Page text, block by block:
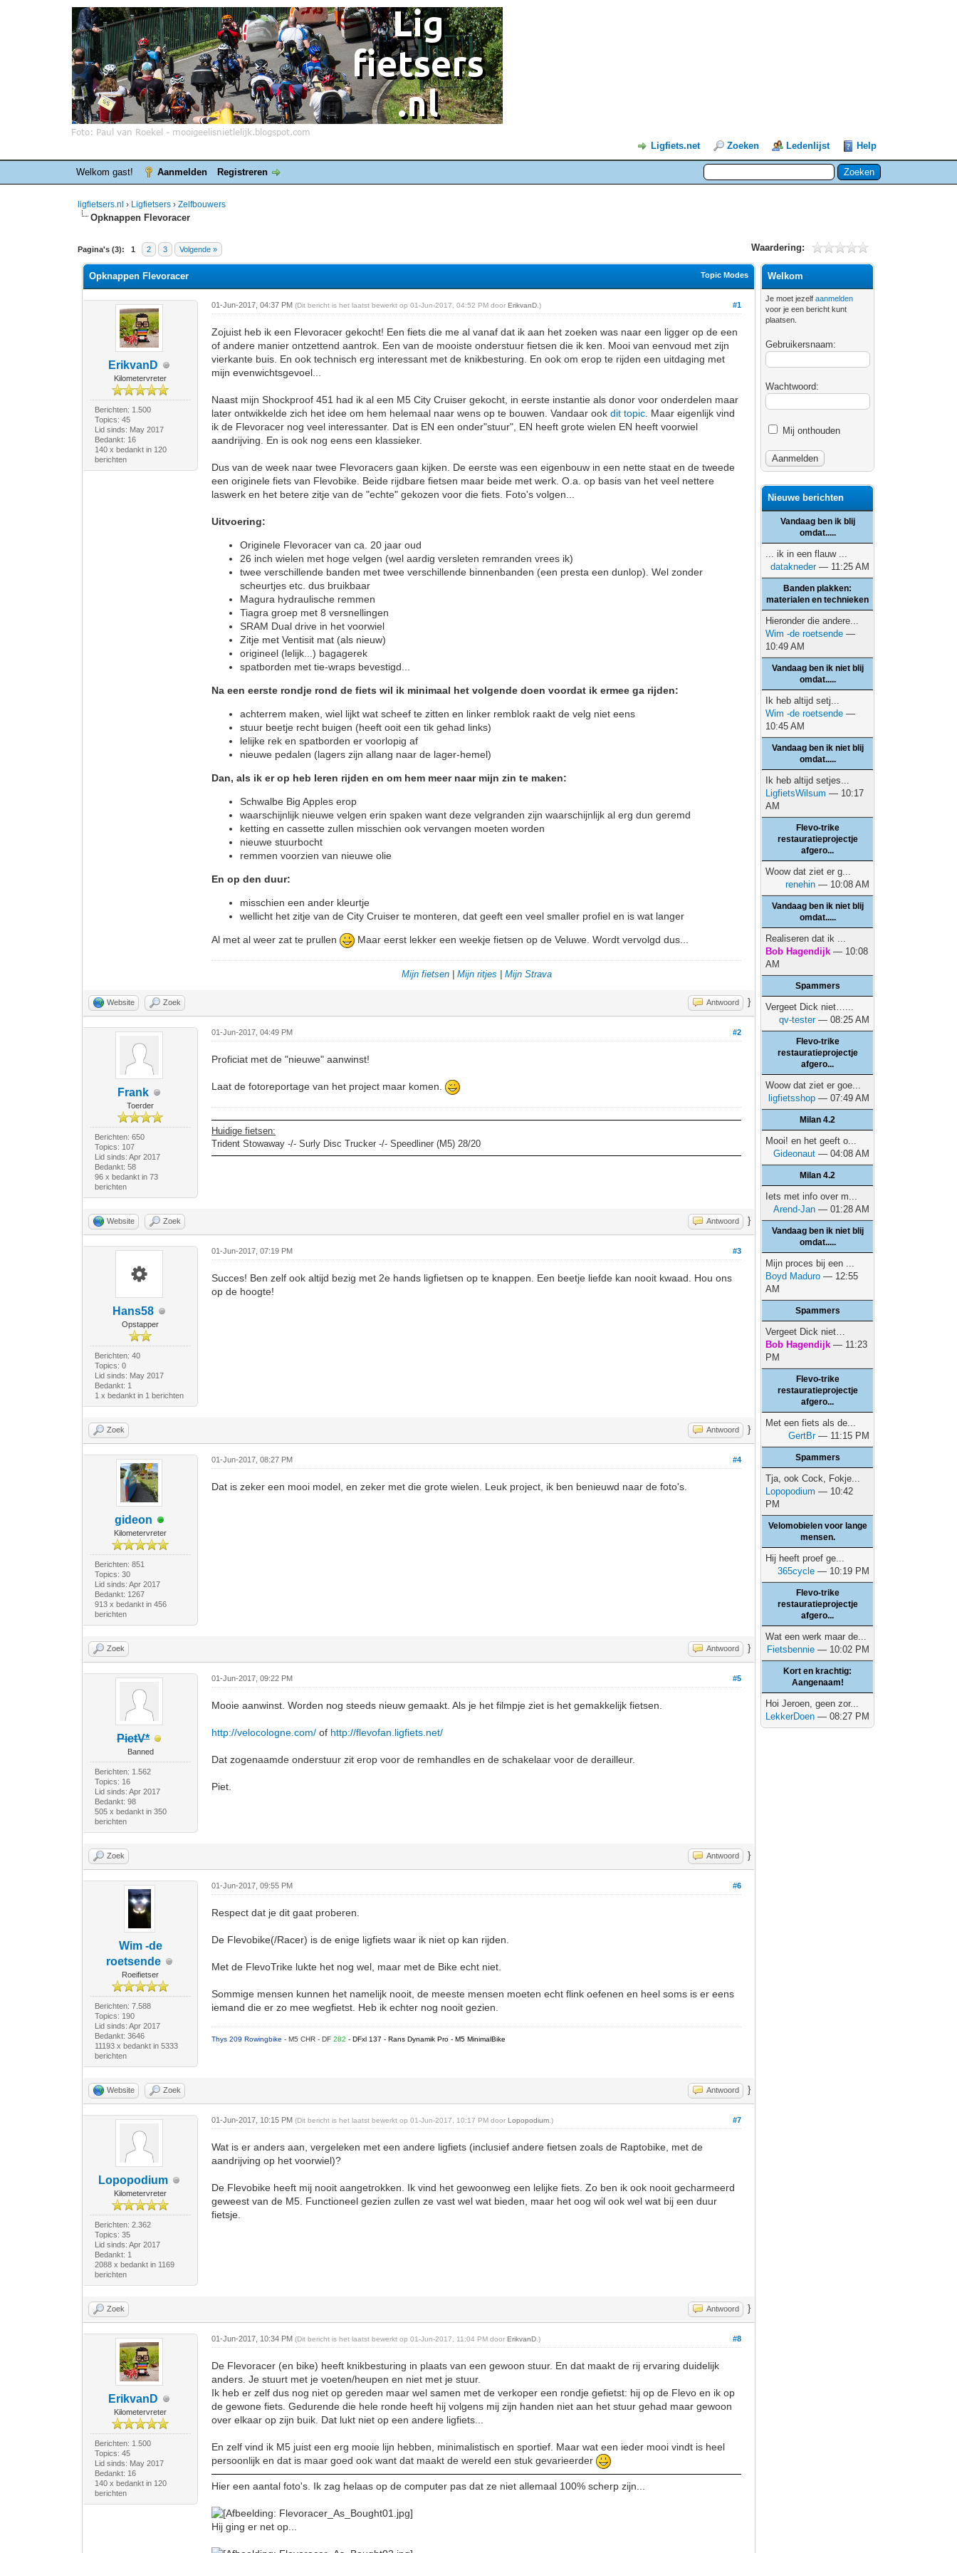
Ligfiets.net Zoeken Ledenlijst Help
Welkom gast! Aanmelden Registreren
ligfietsers.nl › Ligfietsers ›Zelfbouwers
Opknappen Flevoracer
Pagina's (3): 1 2 3 Volgende » Waardering:
0 stemmen - gemiddelde waardering is 0
1
2
3
4
5
Topic Modes
Opknappen Flevoracer
ErikvanD
Kilometervreter
Berichten: 1.500
Topics: 45
Lid sinds: May 2017
Bedankt: 16
140 x bedankt in 120
berichten
#1
01-Jun-2017, 04:37 PM(Dit bericht is het laatst bewerkt op 01-Jun-2017, 04:52 PM doorErikvanD .)
Zojuist heb ik een Flevoracer gekocht! Een fiets die me al vanaf dat ik aan het zoeken was naar een ligger op de een
of andere manier ontzettend aantrok. Een van de mooiste onderstuur fietsen die ik ken. Mooi van eenvoud met zijn
vierkante buis. En ook technisch erg interessant met de knikbesturing. En ook om erop te rijden een uitdaging met
mijn evenwichtsgevoel...
Naast mijn Shockproof 451 had ik al een M5 City Cruiser gekocht, in eerste instantie als donor voor onderdelen maar
later ontwikkelde zich het idee om hem helemaal naar wens op te bouwen. Vandaar ookdit topic . Maar eigenlijk vind
ik de Flevoracer nog veel interessanter. Dat is EN een onder"stuur", EN heeft grote wielen EN heeft voorwiel
aandrijving. En is ook nog eens een klassieker.
Dus van de week naar twee Flevoracers gaan kijken. De eerste was een eigenbouw in een nette staat en de tweede
een originele fiets van Flevobike. Beide rijdbare fietsen maar beide met werk. O.a. op basis van het veel nettere
laswerk en het betere zitje van de "echte" gekozen voor die fiets. Foto's volgen...
Uitvoering:
Originele Flevoracer van ca. 20 jaar oud
26 inch wielen met hoge velgen (wel aardig versleten remranden vrees ik)
twee verschillende banden met twee verschillende binnenbanden (een presta een dunlop). Wel zonder
scheurtjes etc. dus bruikbaar
Magura hydraulische remmen
Tiagra groep met 8 versnellingen
SRAM Dual drive in het voorwiel
Zitje met Ventisit mat (als nieuw)
origineel (lelijk...) bagagerek
spatborden met tie-wraps bevestigd...
Na een eerste rondje rond de fiets wil ik minimaal het volgende doen voordat ik ermee ga rijden:
achterrem maken, wiel lijkt wat scheef te zitten en linker remblok raakt de velg niet eens
stuur beetje recht buigen (heeft ooit een tik gehad links)
lelijke rek en spatborden er voorlopig af
nieuwe pedalen (lagers zijn allang naar de lager-hemel)
Dan, als ik er op heb leren rijden en om hem meer naar mijn zin te maken:
Schwalbe Big Apples erop
waarschijnlijk nieuwe velgen erin spaken want deze velgranden zijn waarschijnlijk al erg dun geremd
ketting en cassette zullen misschien ook vervangen moeten worden
nieuwe stuurbocht
remmen voorzien van nieuwe olie
En op den duur:
misschien een ander kleurtje
wellicht het zitje van de City Cruiser te monteren, dat geeft een veel smaller profiel en is wat langer
Al met al weer zat te prullen Maar eerst lekker een weekje fietsen op de Veluwe. Wordt vervolgd dus...
Mijn fietsen| Mijn ritjes Mijn Strava
Website Zoek Antwoord }
Frank
Toerder
Berichten: 650
Topics: 107
Lid sinds: Apr 2017
Bedankt: 58
96 x bedankt in 73
berichten
#2
01-Jun-2017, 04:49 PM
Proficiat met de "nieuwe" aanwinst!
Laat de fotoreportage van het project maar komen.
Huidige fietsen:
Trident Stowaway -/- Surly Disc Trucker -/- Speedliner (M5) 28/20
Website Zoek Antwoord }
Hans58
Opstapper
Berichten: 40
Topics: 0
Lid sinds: May 2017
Bedankt: 1
1 x bedankt in 1 berichten
#3
01-Jun-2017, 07:19 PM
Succes! Ben zelf ook altijd bezig met 2e hands ligfietsen op te knappen. Een beetje liefde kan nooit kwaad. Hou ons
op de hoogte!
Zoek Antwoord }
gideon
Kilometervreter
Berichten: 851
Topics: 30
Lid sinds: Apr 2017
Bedankt: 1267
913 x bedankt in 456
berichten
#4
01-Jun-2017, 08:27 PM
Dat is zeker een mooi model, en zeker met die grote wielen. Leuk project, ik ben benieuwd naar de foto's.
Zoek Antwoord }
PietV*
Banned
Berichten: 1.562
Topics: 16
Lid sinds: Apr 2017
Bedankt: 98
505 x bedankt in 350
berichten
#5
01-Jun-2017, 09:22 PM
Mooie aanwinst. Worden nog steeds nieuw gemaakt. Als je het filmpje ziet is het gemakkelijk fietsen.
http://velocologne.com/ of http://flevofan.ligfiets.net/
Dat zogenaamde onderstuur zit erop voor de remhandles en de schakelaar voor de derailleur.
Piet.
Zoek Antwoord }
Wim -de
roetsende
Roeifietser
Berichten: 7.588
Topics: 190
Lid sinds: Apr 2017
Bedankt: 3646
11193 x bedankt in 5333
berichten
#6
01-Jun-2017, 09:55 PM
Respect dat je dit gaat proberen.
De Flevobike(/Racer) is de enige ligfiets waar ik niet op kan rijden.
Met de FlevoTrike lukte het nog wel, maar met de Bike echt niet.
Sommige mensen kunnen het namelijk nooit, de meeste mensen moeten echt flink oefenen en heel soms is er eens
iemand die er zo mee wegfietst. Heb ik echter nog nooit gezien.
Thys 209 Rowingbike- M5 CHR - DF282- DFxl 137 - Rans Dynamik Pro - M5 MinimalBike
Website Zoek Antwoord }
Lopopodium
Kilometervreter
Berichten: 2.362
Topics: 35
Lid sinds: Apr 2017
Bedankt: 1
2088 x bedankt in 1169
berichten
#7
01-Jun-2017, 10:15 PM(Dit bericht is het laatst bewerkt op 01-Jun-2017, 10:17 PM doorLopopodium .)
Wat is er anders aan, vergeleken met een andere ligfiets (inclusief andere fietsen zoals de Raptobike, met de
aandrijving op het voorwiel)?
De Flevobike heeft mij nooit aangetrokken. Ik vind het gewoonweg een lelijke fiets. Zo ben ik ook nooit gecharmeerd
geweest van de M5. Functioneel gezien zullen ze vast wel wat bieden, maar het oog wil ook wel wat bij een duur
fietsje.
Zoek Antwoord }
ErikvanD
Kilometervreter
Berichten: 1.500
Topics: 45
Lid sinds: May 2017
Bedankt: 16
140 x bedankt in 120
berichten
#8
01-Jun-2017, 10:34 PM(Dit bericht is het laatst bewerkt op 01-Jun-2017, 11:04 PM doorErikvanD .)
De Flevoracer (en bike) heeft knikbesturing in plaats van een gewoon stuur. En dat maakt de rij ervaring duidelijk
anders. Je stuurt met je voeten/heupen en niet met je stuur.
Ik heb er zelf dus nog niet op gereden maar wel samen met de verkoper een rondje gefietst: hij op de Flevo en ik op
de gewone fiets. Gedurende die hele ronde heeft hij volgens mij zijn handen niet aan het stuur gehad maar gewoon
over elkaar op zijn buik. Dat lukt niet op een andere ligfiets...
En zelf vind ik M5 juist een erg mooie lijn hebben, minimalistisch en sportief. Maar wat een ieder mooi vindt is heel
persoonlijk en dat is maar goed ook want dat maakt de wereld een stuk gevarieerder
Hier een aantal foto's. Ik zag helaas op de computer pas dat ze niet allemaal 100% scherp zijn...
Hij ging er net op...
Welkom
Je moet jezelfaanmelden
voor je een bericht kunt
plaatsen.
Gebruikersnaam:
Wachtwoord:
Mij onthouden
Nieuwe berichten
Vandaag ben ik blij
omdat.....
... ik in een flauw ...
datakneder— 11:25 AM
Banden plakken:
materialen en technieken
Hieronder die andere...
Wim -de roetsende —
10:49 AM
Vandaag ben ik niet blij
omdat.....
Ik heb altijd setj...
Wim -de roetsende —
10:45 AM
Vandaag ben ik niet blij
omdat.....
Ik heb altijd setjes...
LigfietsWilsum — 10:17
AM
Flevo-trike
restauratieprojectje
afgero...
Woow dat ziet er g...
renehin — 10:08 AM
Vandaag ben ik niet blij
omdat.....
Realiseren dat ik ...
Bob Hagendijk — 10:08
AM
Spammers
Vergeet Dick niet…...
qv-tester— 08:25 AM
Flevo-trike
restauratieprojectje
afgero...
Woow dat ziet er goe...
ligfietsshop — 07:49 AM
Milan 4.2
Mooi! en het geeft o...
Gideonaut — 04:08 AM
Milan 4.2
Iets met info over m...
Arend-Jan — 01:28 AM
Vandaag ben ik niet blij
omdat.....
Mijn proces bij een ...
Boyd Maduro — 12:55
AM
Spammers
Vergeet Dick niet…
Bob Hagendijk — 11:23
PM
Flevo-trike
restauratieprojectje
afgero...
Met een fiets als de...
GertBr— 11:15 PM
Spammers
Tja, ook Cock, Fokje...
Lopopodium — 10:42
PM
Velomobielen voor lange
mensen.
Hij heeft proef ge...
365cycle — 10:19 PM
Flevo-trike
restauratieprojectje
afgero...
Wat een werk maar de...
Fietsbennie — 10:02 PM
Kort en krachtig:
Aangenaam!
Hoi Jeroen, geen zor...
LekkerDoen — 08:27 PM